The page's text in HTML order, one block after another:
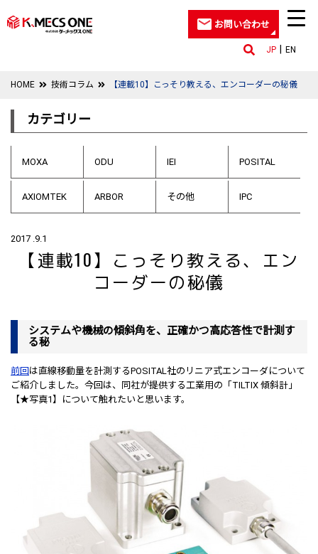
JP EN
お問い合わせ
HOME 技術コラム 【連載10】こっそり教える、エンコーダーの秘儀
2017 .9.1
【連載10】こっそり教える、エン
コーダーの秘儀
システムや機械の傾斜角を、正確かつ高応答性で計測す
る秘
前回 は直線移動量を計測するPOSITAL社のリニア式エンコーダについて
ご紹介しました。今回は、同社が提供する工業用の「TILTIX 傾斜計」
【★写真1】について触れたいと思います。
カテゴリー
MOXA ODU IEI POSITAL
AXIOMTEK ARBOR その他 IPC